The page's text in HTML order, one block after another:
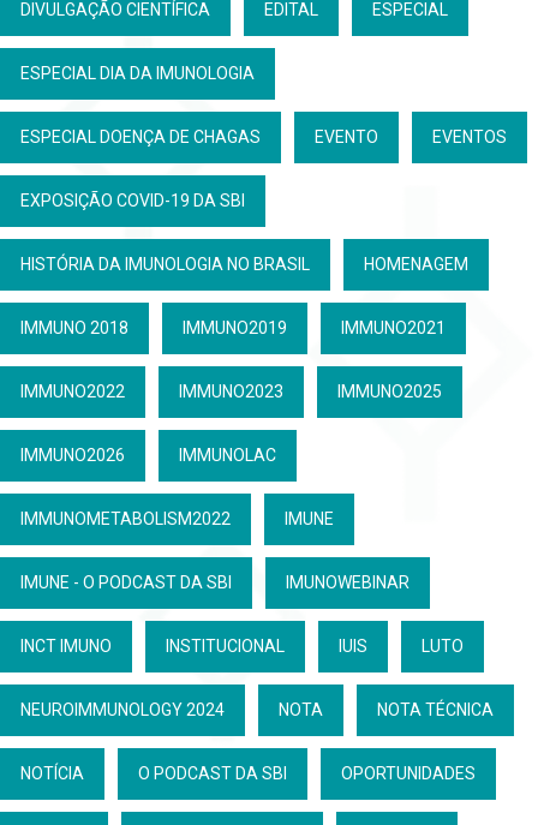
DIVULGAÇÃO CIENTÍFICA EDITAL ESPECIAL
ESPECIAL DIA DA IMUNOLOGIA
ESPECIAL DOENÇA DE CHAGAS EVENTO EVENTOS
EXPOSIÇÃO COVID-19 DA SBI
HISTÓRIA DA IMUNOLOGIA NO BRASIL HOMENAGEM
IMMUNO 2018 IMMUNO2019 IMMUNO2021
IMMUNO2022 IMMUNO2023 IMMUNO2025
IMMUNO2026 IMMUNOLAC
IMMUNOMETABOLISM2022 IMUNE
IMUNE - O PODCAST DA SBI IMUNOWEBINAR
INCT IMUNO INSTITUCIONAL IUIS LUTO
NEUROIMMUNOLOGY 2024 NOTA NOTA TÉCNICA
NOTÍCIA O PODCAST DA SBI OPORTUNIDADES